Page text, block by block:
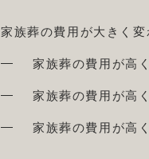
家族葬の費用が大きく
家族葬の費用が高
家族葬の費用が高
家族葬の費用が高